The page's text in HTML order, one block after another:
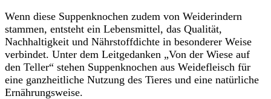
Wenn diese Suppenknochen zudem von Weiderindern
stammen, entsteht ein Lebensmittel, das Qualität,
Nachhaltigkeit und Nährstoffdichte in besonderer Weise
verbindet. Unter dem Leitgedanken „Von der Wiese auf
den Teller“ stehen Suppenknochen aus Weidefleisch für
eine ganzheitliche Nutzung des Tieres und eine natürliche
Ernährungsweise.